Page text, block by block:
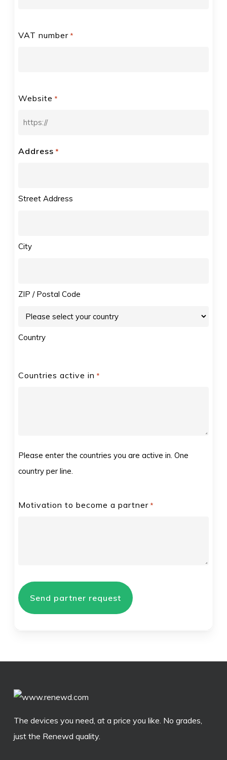
VAT number *
Website *
Address *
Street Address
City
ZIP / Postal Code
Country
Countries active in *
Please enter the countries you are active in. One
country per line.
Motivation to become a partner *
The devices you need, at a price you like. No grades,
just the Renewd quality.